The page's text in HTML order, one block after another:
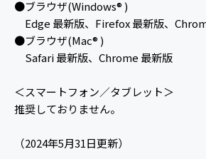
●ブラウザ(Windows® )
Edge 最新版、Firefox 最新版、
●ブラウザ(Mac® )
Safari 最新版、Chrome 最新版
＜スマートフォン／タブレット＞
推奨しておりません。
（2024年5月31日更新）